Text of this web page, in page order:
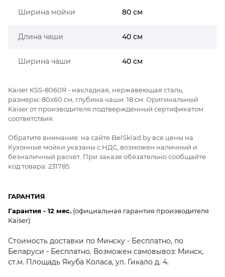
Ширина мойки 80 см
Длина чаши 40 см
Ширина чаши 40 см
Kaiser KSS-8060R - накладная, нержавеющая сталь,
размеры: 80x60 см, глубина чаши: 18 см. Оригинальный
Kaiser от производителя подтверждённый сертификатом
соответствия.
Обратите внимание: на сайте BelSklad.by все цены на
Кухонные мойки указаны с НДС, возможен наличный и
безналичный расчет. При заказе обязательно сообщайте
код товара: 231785.
ГАРАНТИЯ
Гарантия - 12 мес. (официальная гарантия производителя
Kaiser).
Стоимость доставки по Минску - Бесплатно, по
Беларуси - Бесплатно. Возможен самовывоз: Минск,
ст.м. Площадь Якуба Коласа, ул. Гикало д. 4.